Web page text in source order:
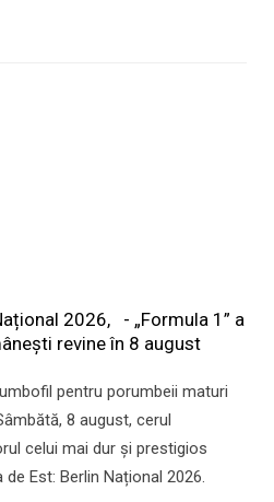
2026, - „Formula 1” a
revine în 8 august
pentru porumbeii maturi
8 august, cerul
celui mai dur și prestigios
Est: Berlin Național 2026.